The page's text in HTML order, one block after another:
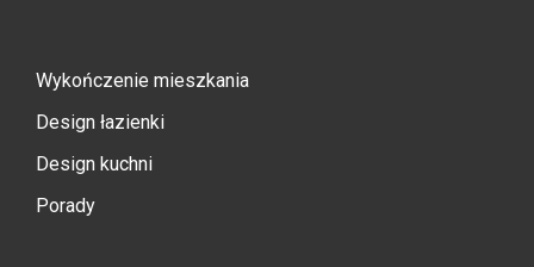
Wykończenie mieszkania
Design łazienki
Design kuchni
Porady